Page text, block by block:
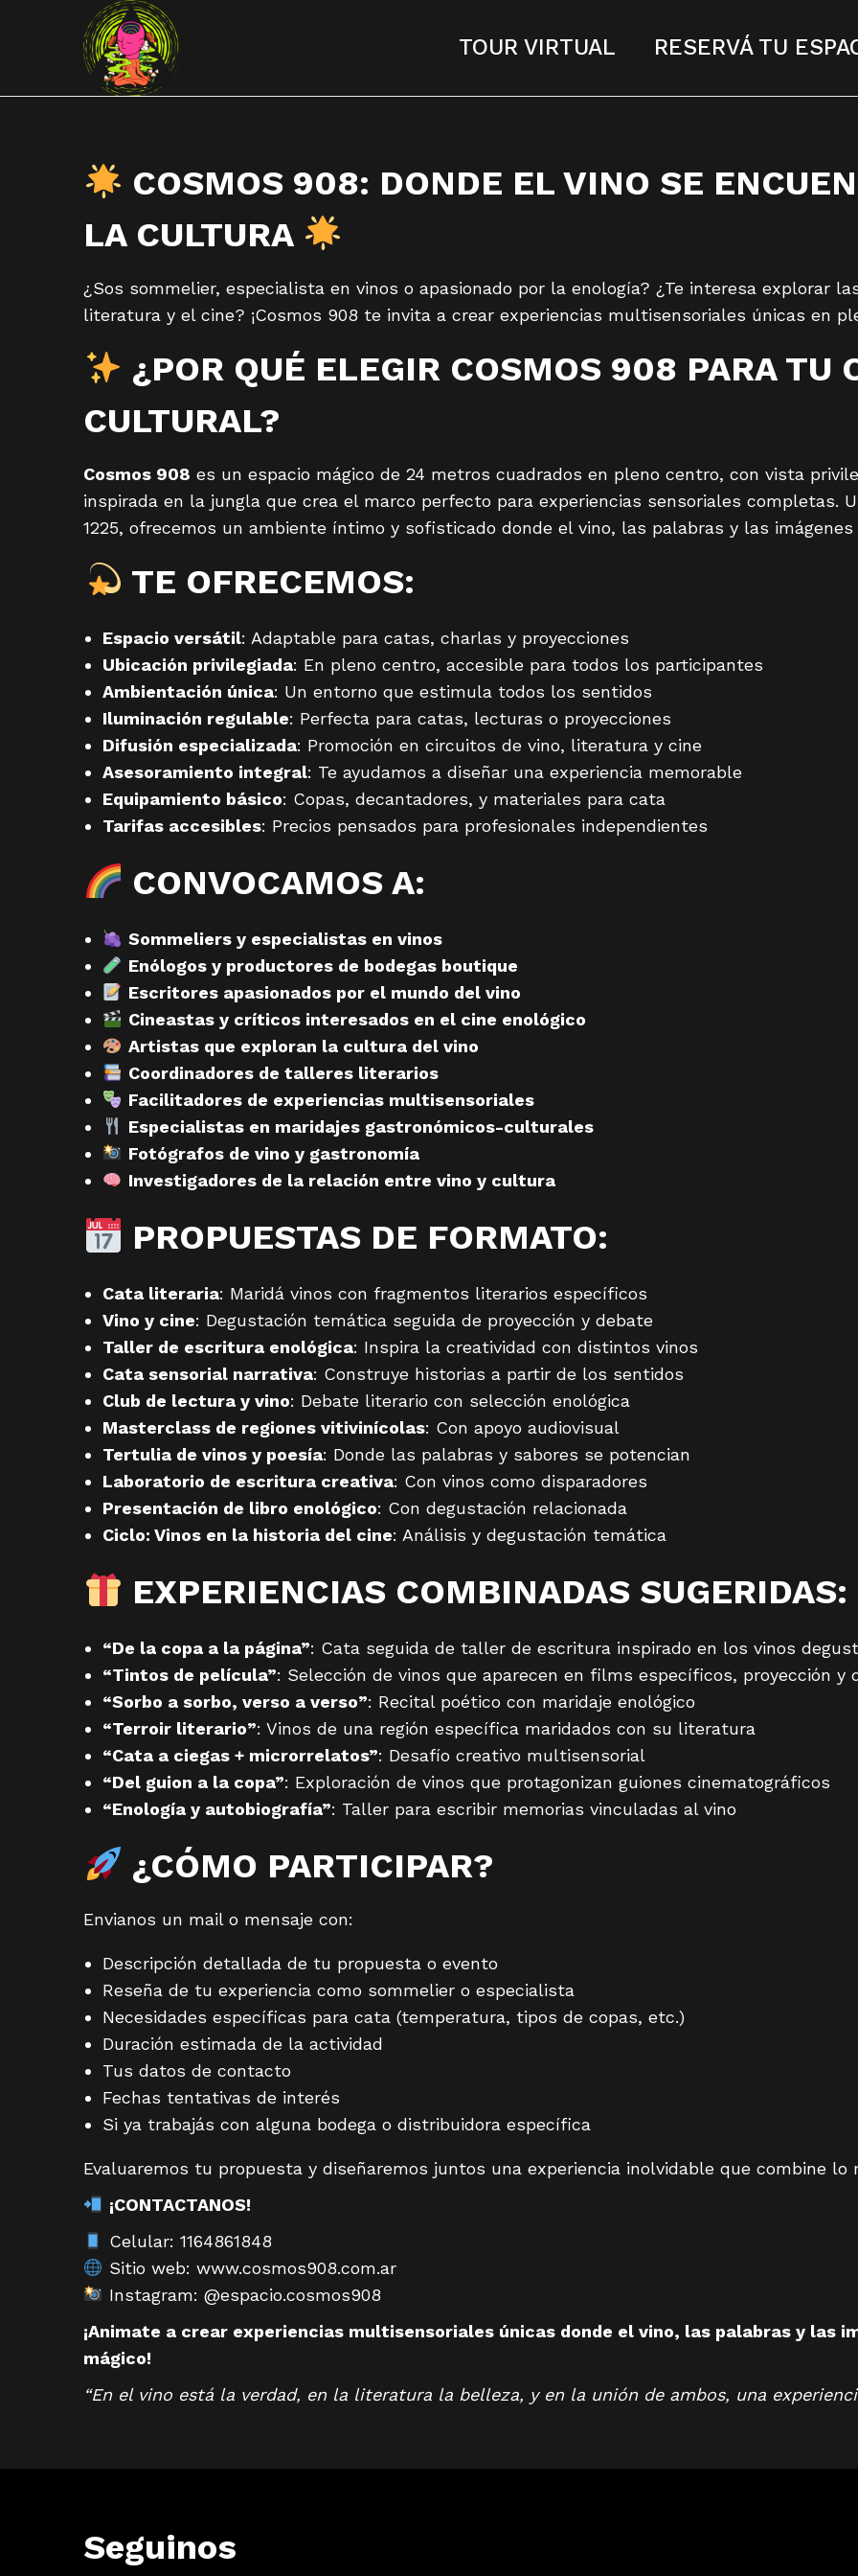
S
o
n
a
i
g
a
o
S
o
c
o
t
e
n
TOUR VIRTUAL RESERVÁ TU
COSMOS 908: DONDE EL VINO SE
LA CULTURA
¿Sos sommelier, especialista en vinos o apasionado por la enología? ¿Te interesa explorar
literatura y el cine? ¡Cosmos 908 te invita a crear experiencias multisensoriales únicas en
¿POR QUÉ ELEGIR COSMOS 908 PARA TU
CULTURAL?
Cosmos 908 es un espacio mágico de 24 metros cuadrados en pleno centro, con vista
inspirada en la jungla que crea el marco perfecto para experiencias sensoriales completas.
1225, ofrecemos un ambiente íntimo y sofisticado donde el vino, las palabras y las
TE OFRECEMOS:
Espacio versátil: Adaptable para catas, charlas y proyecciones
Ubicación privilegiada: En pleno centro, accesible para todos los participantes
Ambientación única: Un entorno que estimula todos los sentidos
Iluminación regulable: Perfecta para catas, lecturas o proyecciones
Difusión especializada: Promoción en circuitos de vino, literatura y cine
Asesoramiento integral: Te ayudamos a diseñar una experiencia memorable
Equipamiento básico: Copas, decantadores, y materiales para cata
Tarifas accesibles: Precios pensados para profesionales independientes
CONVOCAMOS A:
Sommeliers y especialistas en vinos
Enólogos y productores de bodegas boutique
Escritores apasionados por el mundo del vino
Cineastas y críticos interesados en el cine enológico
Artistas que exploran la cultura del vino
Coordinadores de talleres literarios
Facilitadores de experiencias multisensoriales
Especialistas en maridajes gastronómicos-culturales
Fotógrafos de vino y gastronomía
Investigadores de la relación entre vino y cultura
PROPUESTAS DE FORMATO:
Cata literaria: Maridá vinos con fragmentos literarios específicos
Vino y cine: Degustación temática seguida de proyección y debate
Taller de escritura enológica: Inspira la creatividad con distintos vinos
Cata sensorial narrativa: Construye historias a partir de los sentidos
Club de lectura y vino: Debate literario con selección enológica
Masterclass de regiones vitivinícolas: Con apoyo audiovisual
Tertulia de vinos y poesía: Donde las palabras y sabores se potencian
Laboratorio de escritura creativa: Con vinos como disparadores
Presentación de libro enológico: Con degustación relacionada
Ciclo: Vinos en la historia del cine: Análisis y degustación temática
EXPERIENCIAS COMBINADAS SUGERIDAS:
“De la copa a la página”: Cata seguida de taller de escritura inspirado en los vinos
“Tintos de película”: Selección de vinos que aparecen en films específicos, proyección y
“Sorbo a sorbo, verso a verso”: Recital poético con maridaje enológico
“Terroir literario”: Vinos de una región específica maridados con su literatura
“Cata a ciegas + microrrelatos”: Desafío creativo multisensorial
“Del guion a la copa”: Exploración de vinos que protagonizan guiones cinematográficos
“Enología y autobiografía”: Taller para escribir memorias vinculadas al vino
¿CÓMO PARTICIPAR?
Envianos un mail o mensaje con:
Descripción detallada de tu propuesta o evento
Reseña de tu experiencia como sommelier o especialista
Necesidades específicas para cata (temperatura, tipos de copas, etc.)
Duración estimada de la actividad
Tus datos de contacto
Fechas tentativas de interés
Si ya trabajás con alguna bodega o distribuidora específica
Evaluaremos tu propuesta y diseñaremos juntos una experiencia inolvidable que combine
¡CONTACTANOS!
Celular: 1164861848
Sitio web: www.cosmos908.com.ar
Instagram: @espacio.cosmos908
¡Animate a crear experiencias multisensoriales únicas donde el vino, las palabras y las
mágico!
“En el vino está la verdad, en la literatura la belleza, y en la unión de ambos, una
Seguinos